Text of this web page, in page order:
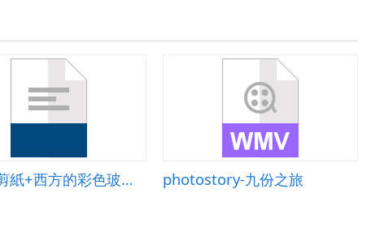
中國的剪紙+西方的彩色玻璃窗 photostory-九份之旅